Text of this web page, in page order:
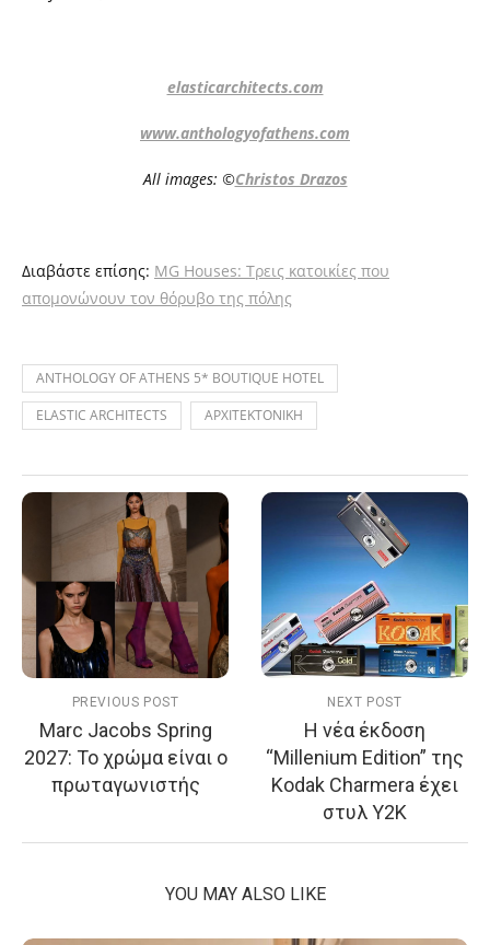
elasticarchitects.com
www.anthologyofathens.com
All images: ©Christos Drazos
Διαβάστε επίσης: MG Houses: Τρεις κατοικίες που
απομονώνουν τον θόρυβο της πόλης
ANTHOLOGY OF ATHENS 5* BOUTIQUE HOTEL
ELASTIC ARCHITECTS
ΑΡΧΙΤΕΚΤΟΝΙΚΗ
PREVIOUS POST
Marc Jacobs Spring
2027: Το χρώμα είναι ο
πρωταγωνιστής
NEXT POST
Η νέα έκδοση
“Millenium Edition” της
Kodak Charmera έχει
στυλ Y2K
YOU MAY ALSO LIKE